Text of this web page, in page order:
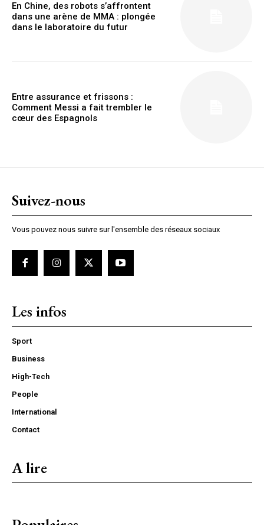
En Chine, des robots s’affrontent
dans une arène de MMA : plongée
dans le laboratoire du futur
Entre assurance et frissons :
Comment Messi a fait trembler le
cœur des Espagnols
Suivez-nous
Vous pouvez nous suivre sur l'ensemble des réseaux sociaux
Les infos
Sport
Business
High-Tech
People
International
Contact
A lire